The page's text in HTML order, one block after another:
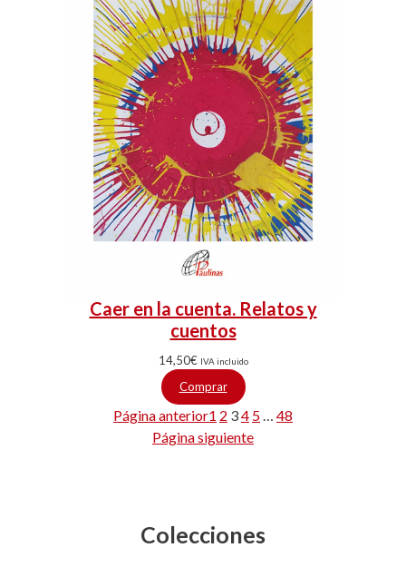
Caer en la cuenta. Relatos y
cuentos
14,50€ IVA incluido
Comprar
Página anterior1 2 34 5… 48
Página siguiente
Colecciones